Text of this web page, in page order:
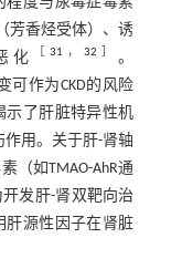
芳香烃受体）、诱
化
［31 ，32 ］ 。
可作为CKD的风险
示了肝脏特异性机
用。关于肝-肾轴
（如TMAO-AhR通
发肝-肾双靶向治
肝源性因子在肾脏